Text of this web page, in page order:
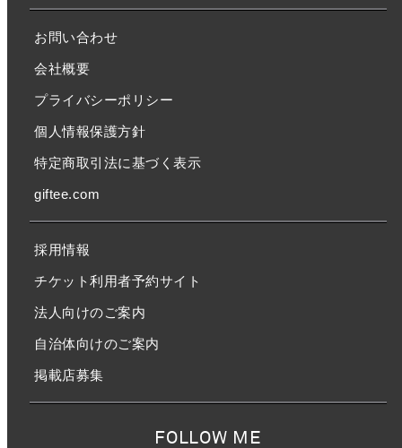
お問い合わせ
会社概要
プライバシーポリシー
個人情報保護方針
特定商取引法に基づく表示
giftee.com
採用情報
チケット利用者予約サイト
法人向けのご案内
自治体向けのご案内
掲載店募集
FOLLOW ME